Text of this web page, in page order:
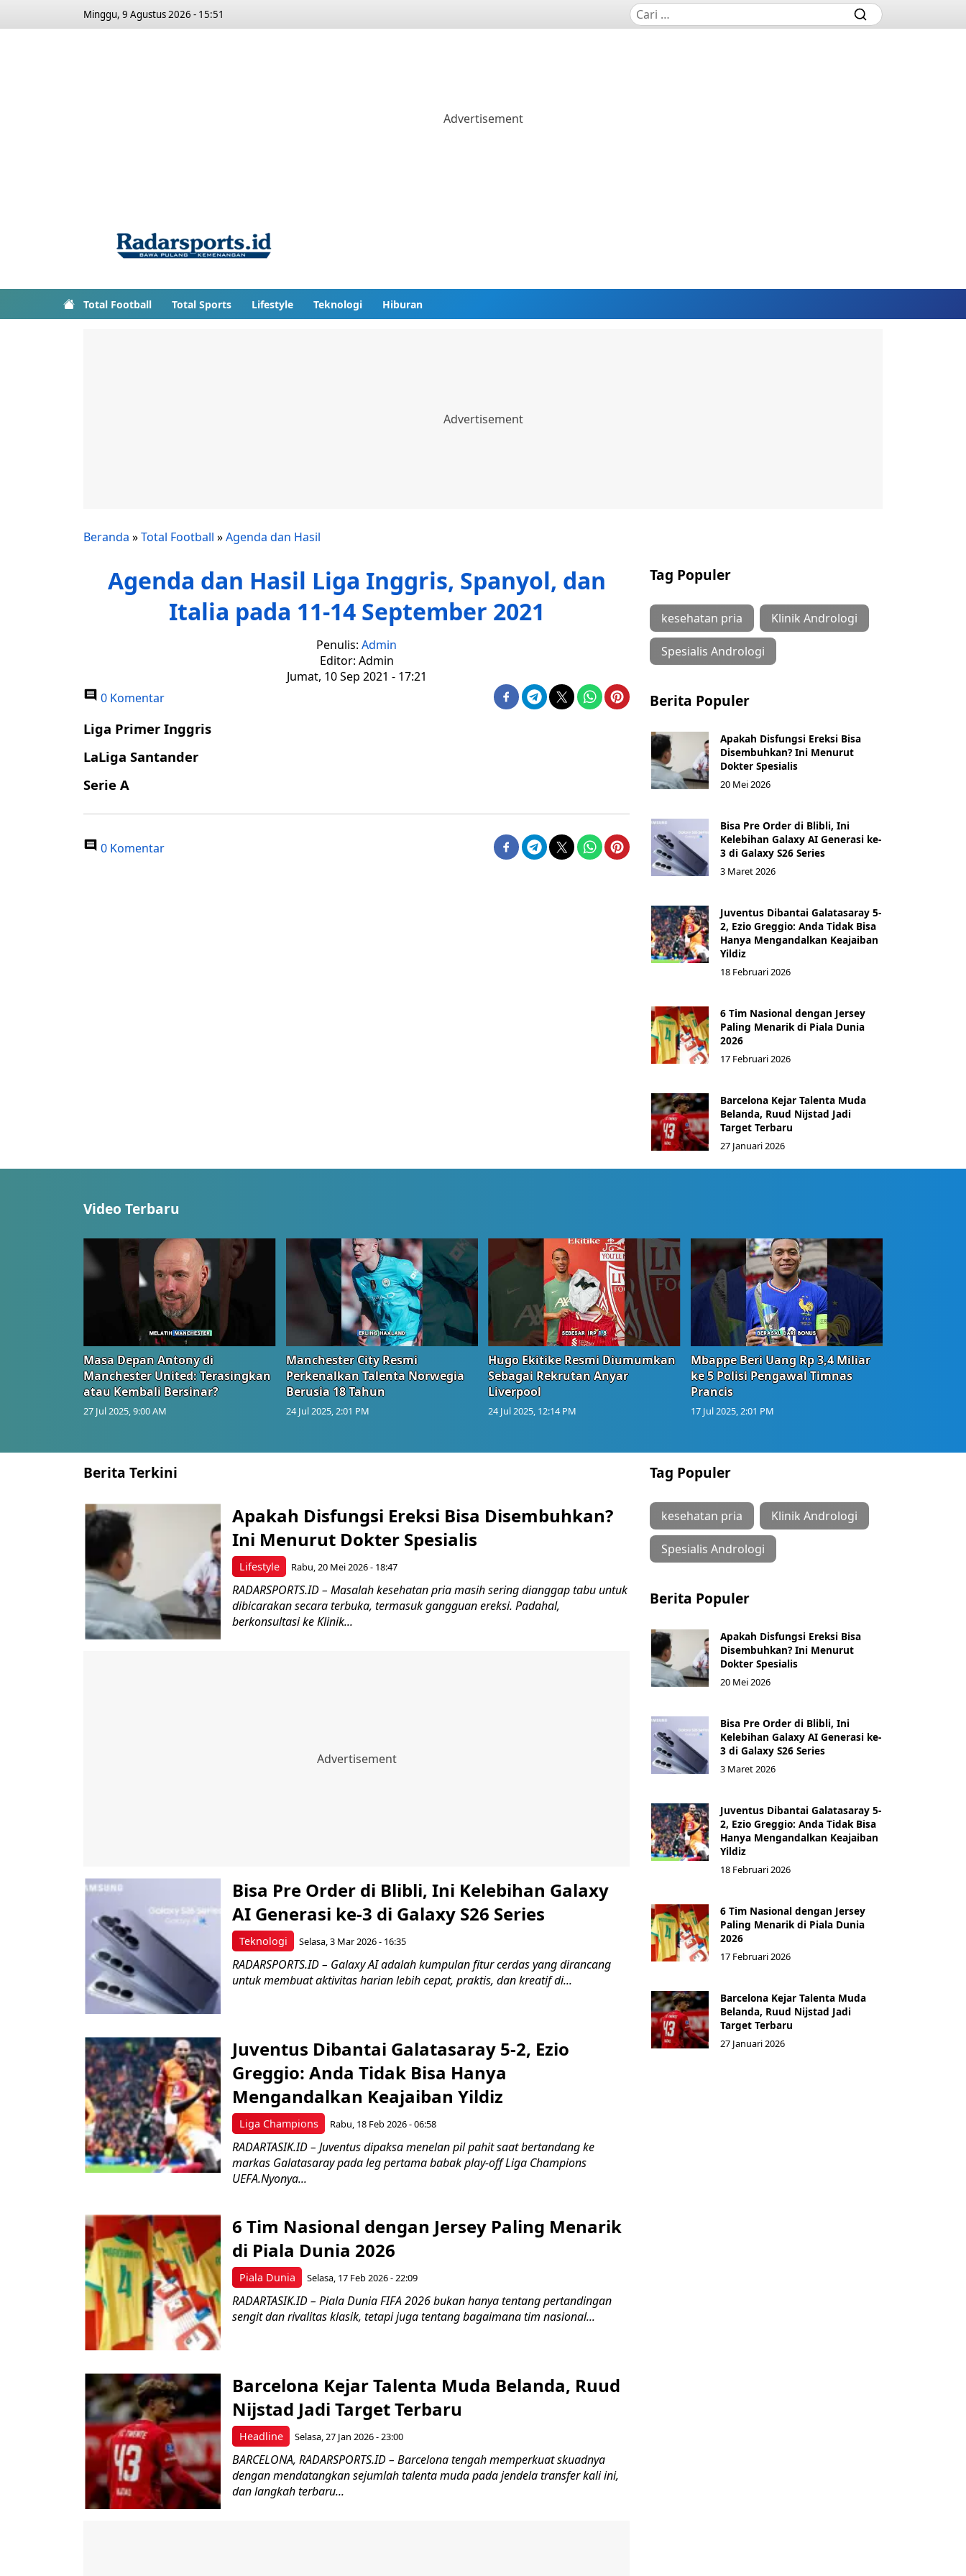
Minggu, 9 Agustus 2026 - 15:51
Total Football Total Sports Lifestyle Teknologi Hiburan
Beranda »Total Football »Agenda dan Hasil
Agenda dan Hasil Liga Inggris, Spanyol, dan
Italia pada 11-14 September 2021
Penulis: Admin
Editor: Admin
Jumat, 10 Sep 2021 - 17:21
0 Komentar
Liga Primer Inggris
LaLiga Santander
Serie A
0 Komentar
Tag Populer
kesehatan pria Klinik Andrologi
Spesialis Andrologi
Berita Populer
Apakah Disfungsi Ereksi Bisa
Disembuhkan? Ini Menurut
Dokter Spesialis
20 Mei 2026
Bisa Pre Order di Blibli, Ini
Kelebihan Galaxy AI Generasi ke-
3 di Galaxy S26 Series
3 Maret 2026
Juventus Dibantai Galatasaray 5-
2, Ezio Greggio: Anda Tidak Bisa
Hanya Mengandalkan Keajaiban
Yildiz
18 Februari 2026
6 Tim Nasional dengan Jersey
Paling Menarik di Piala Dunia
2026
17 Februari 2026
Barcelona Kejar Talenta Muda
Belanda, Ruud Nijstad Jadi
Target Terbaru
27 Januari 2026
Video Terbaru
Masa Depan Antony di
Manchester United: Terasingkan
atau Kembali Bersinar?
27 Jul 2025, 9:00 AM
Manchester City Resmi
Perkenalkan Talenta Norwegia
Berusia 18 Tahun
24 Jul 2025, 2:01 PM
Hugo Ekitike Resmi Diumumkan
Sebagai Rekrutan Anyar
Liverpool
24 Jul 2025, 12:14 PM
Mbappe Beri Uang Rp 3,4 Miliar
ke 5 Polisi Pengawal Timnas
Prancis
17 Jul 2025, 2:01 PM
Berita Terkini
Lifestyle
Apakah Disfungsi Ereksi Bisa Disembuhkan?
Ini Menurut Dokter Spesialis
Rabu, 20 Mei 2026 - 18:47
RADARSPORTS.ID – Masalah kesehatan pria masih sering dianggap tabu untuk
dibicarakan secara terbuka, termasuk gangguan ereksi. Padahal,
berkonsultasi ke Klinik...
Teknologi
Bisa Pre Order di Blibli, Ini Kelebihan Galaxy
AI Generasi ke-3 di Galaxy S26 Series
Selasa, 3 Mar 2026 - 16:35
RADARSPORTS.ID – Galaxy AI adalah kumpulan fitur cerdas yang dirancang
untuk membuat aktivitas harian lebih cepat, praktis, dan kreatif di...
Liga Champions
Juventus Dibantai Galatasaray 5-2, Ezio
Greggio: Anda Tidak Bisa Hanya
Mengandalkan Keajaiban Yildiz
Rabu, 18 Feb 2026 - 06:58
RADARTASIK.ID – Juventus dipaksa menelan pil pahit saat bertandang ke
markas Galatasaray pada leg pertama babak play-off Liga Champions
UEFA.Nyonya...
Piala Dunia
6 Tim Nasional dengan Jersey Paling Menarik
di Piala Dunia 2026
Selasa, 17 Feb 2026 - 22:09
RADARTASIK.ID – Piala Dunia FIFA 2026 bukan hanya tentang pertandingan
sengit dan rivalitas klasik, tetapi juga tentang bagaimana tim nasional...
Headline
Barcelona Kejar Talenta Muda Belanda, Ruud
Nijstad Jadi Target Terbaru
Selasa, 27 Jan 2026 - 23:00
BARCELONA, RADARSPORTS.ID – Barcelona tengah memperkuat skuadnya
dengan mendatangkan sejumlah talenta muda pada jendela transfer kali ini,
dan langkah terbaru...
Tag Populer
kesehatan pria Klinik Andrologi
Spesialis Andrologi
Berita Populer
Apakah Disfungsi Ereksi Bisa
Disembuhkan? Ini Menurut
Dokter Spesialis
20 Mei 2026
Bisa Pre Order di Blibli, Ini
Kelebihan Galaxy AI Generasi ke-
3 di Galaxy S26 Series
3 Maret 2026
Juventus Dibantai Galatasaray 5-
2, Ezio Greggio: Anda Tidak Bisa
Hanya Mengandalkan Keajaiban
Yildiz
18 Februari 2026
6 Tim Nasional dengan Jersey
Paling Menarik di Piala Dunia
2026
17 Februari 2026
Barcelona Kejar Talenta Muda
Belanda, Ruud Nijstad Jadi
Target Terbaru
27 Januari 2026